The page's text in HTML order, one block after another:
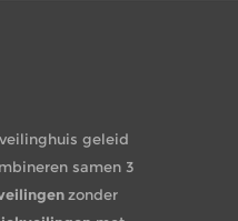
geleid
samen 3
zonder